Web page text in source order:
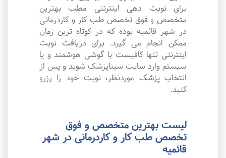
برای نوبت دهی اینترنتی مطب بهترین
متخصص و فوق تخصص طب کار و کاردرمانی
در شهر قائمیه بوده که در کوتاه ترین زمان
ممکن انجام می گیرد. برای دریافت نوبت
اینترنتی تنها کافیست با گوشی هوشمند و یا
سیستم وارد سایت سیناپزشک شوید و پس از
انتخاب پزشک موردنظر، نوبت خود را رزرو
کنید.
لیست بهترین متخصص و فوق
تخصص طب کار و کاردرمانی در شهر
قائمیه